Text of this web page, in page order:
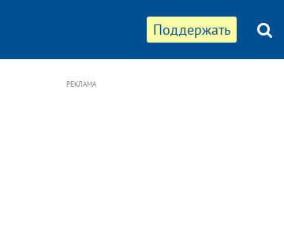
Поддержать
РЕКЛАМА